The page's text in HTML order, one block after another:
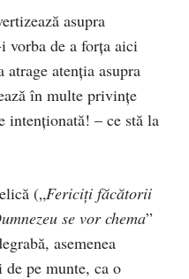
asupra
vorba de a forţa aici
atenţia asupra
în multe privinţe
intenţionată! – ce stă la
(„Fericiţi făcătorii
se vor chema”
asemenea
pe munte, ca o